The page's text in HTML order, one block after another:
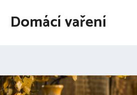
Domácí vaření